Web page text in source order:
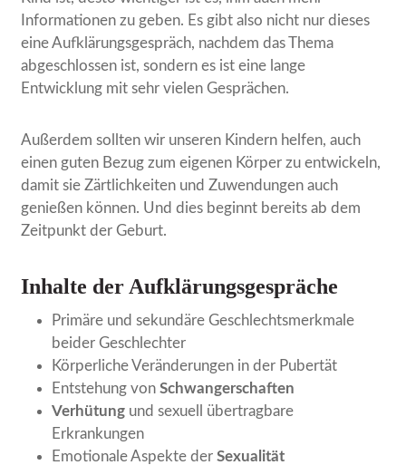
Informationen zu geben. Es gibt also nicht nur dieses
eine Aufklärungsgespräch, nachdem das Thema
abgeschlossen ist, sondern es ist eine lange
Entwicklung mit sehr vielen Gesprächen.
Außerdem sollten wir unseren Kindern helfen, auch
einen guten Bezug zum eigenen Körper zu entwickeln,
damit sie Zärtlichkeiten und Zuwendungen auch
genießen können. Und dies beginnt bereits ab dem
Zeitpunkt der Geburt.
Inhalte der Aufklärungsgespräche
Primäre und sekundäre Geschlechtsmerkmale
beider Geschlechter
Körperliche Veränderungen in der Pubertät
Entstehung vonSchwangerschaften
Verhütung und sexuell übertragbare
Erkrankungen
Emotionale Aspekte derSexualität